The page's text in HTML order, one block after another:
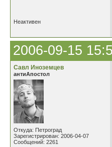
Неактивен
2006-09-15
Савл Иноземцев
антиАпостол
Откуда: Петроград
Зарегистрирован: 2006-04-07
Сообщений: 2261